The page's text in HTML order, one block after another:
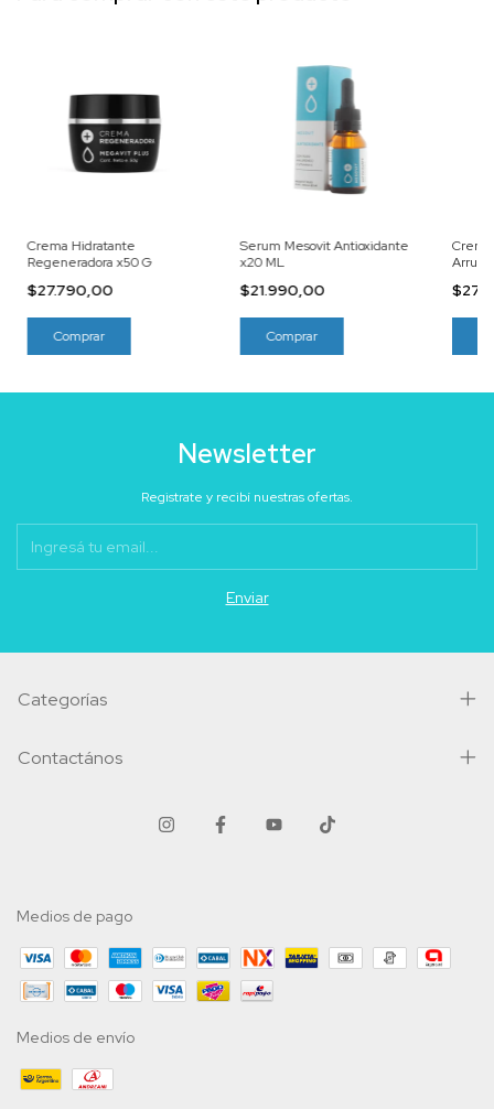
Crema Hidratante
Regeneradora x50 G
$27.790,00
Serum Mesovit Antioxidante
x20 ML
$21.990,00
Newsletter
Registrate y recibí nuestras ofertas.
Categorías
Contactános
Medios de pago
Medios de envío